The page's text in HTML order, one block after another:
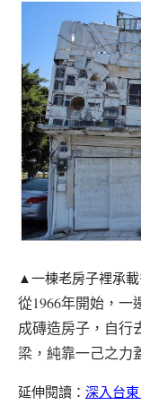
▲一棟老房子裡承
從1966年開始，一
成磚造房子，自行
梁，純靠一己之力
延伸閱讀： 深入台